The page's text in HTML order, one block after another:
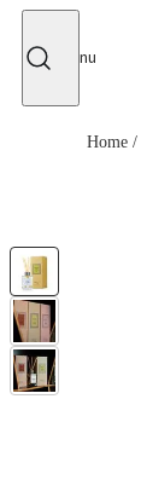
Menu
Home /